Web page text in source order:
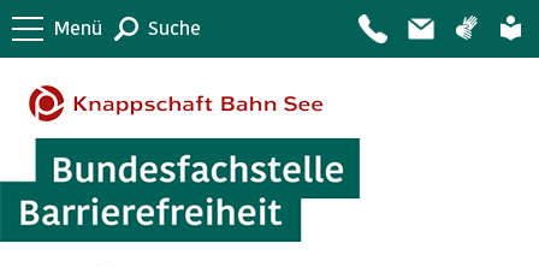
Menü Suche